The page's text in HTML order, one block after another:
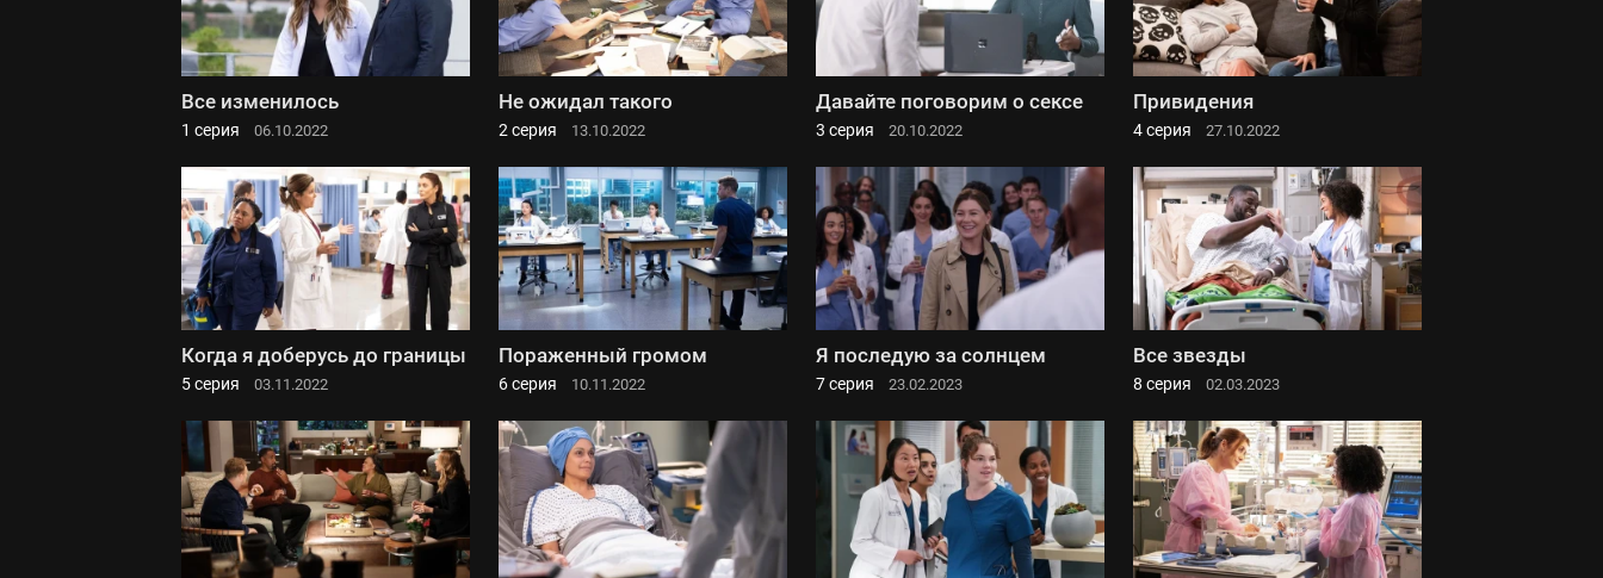
Все изменилось
1 серия 06.10.2022
Не ожидал такого
2 серия 13.10.2022
Давайте поговорим о сексе
3 серия 20.10.2022
Привидения
4 серия 27.10.2022
Когда я доберусь до границы
5 серия 03.11.2022
Пораженный громом
6 серия 10.11.2022
Я последую за солнцем
7 серия 23.02.2023
Все звезды
8 серия 02.03.2023